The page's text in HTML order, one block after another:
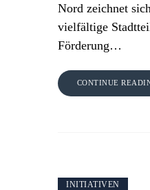
Nord zeichnet
vielfältige
Förderung…
CONTINUE
INITIATIVEN